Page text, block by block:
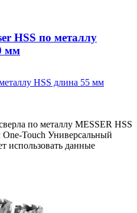
HSS по металлу
мм
HSS длина 55 мм
по металлу MESSER HSS
Touch Универсальный
использовать данные